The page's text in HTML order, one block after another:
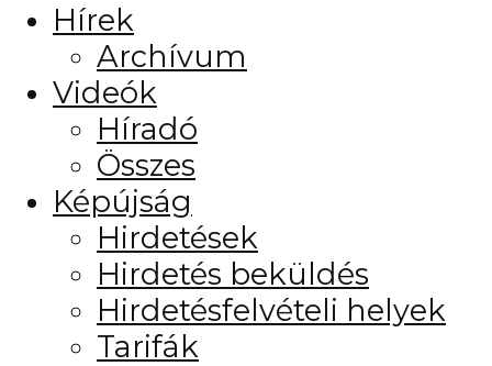
Hírek
Archívum
Videók
Híradó
Összes
Képújság
Hirdetések
Hirdetés beküldés
Hirdetésfelvételi helyek
Tarifák